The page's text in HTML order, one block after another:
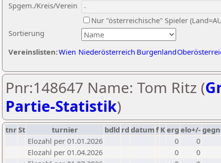
Sortierung
Spgem./Kreis/Verein
Nur "österreichische" Spieler
Vereinslisten:Wien Niederösterreich Burgenland
Pnr:148647 Name: Tom Ritz (
Partie-Statistik)
tnrSt turnier bdld rd datumf Kerg elo+/-
Elozahl per 01.01.2026
0
0
Elozahl per 01.04.2026
0
0